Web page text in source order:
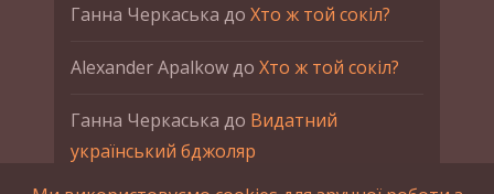
Ганна Черкаська до Хто ж той сокіл?
Alexander Apalkowдо Хто ж той сокіл?
Ганна Черкаська до Видатний
український бджоляр